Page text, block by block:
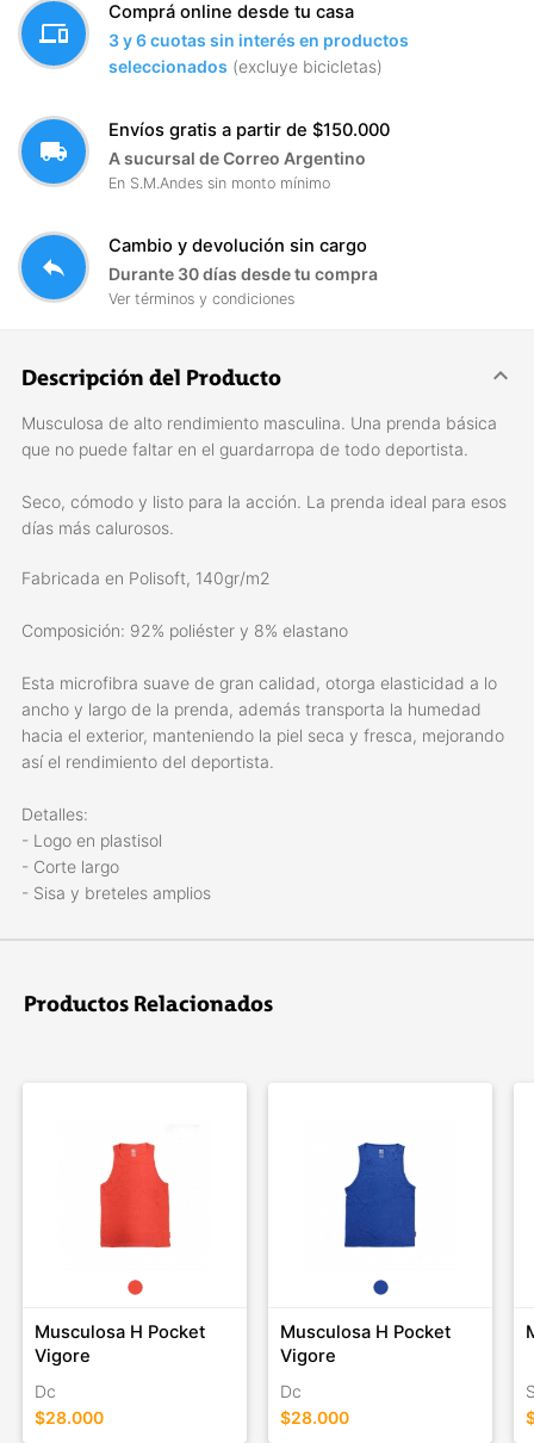
devices
Comprá online desde tu casa
3 y 6 cuotas sin interés en productos
seleccionados (excluye bicicletas)
local_shipping
Envíos gratis a partir de $150.000
A sucursal de Correo Argentino
En S.M.Andes sin monto mínimo
reply
Cambio y devolución sin cargo
Durante 30 días desde tu compra
Ver términos y condiciones
Descripción del Producto
Musculosa de alto rendimiento masculina. Una prenda básica
que no puede faltar en el guardarropa de todo deportista.
Seco, cómodo y listo para la acción. La prenda ideal para esos
días más calurosos.
Fabricada en Polisoft, 140gr/m2
Composición: 92% poliéster y 8% elastano
Esta microfibra suave de gran calidad, otorga elasticidad a lo
ancho y largo de la prenda, además transporta la humedad
hacia el exterior, manteniendo la piel seca y fresca, mejorando
así­ el rendimiento del deportista.
Detalles:
- Logo en plastisol
- Corte largo
- Sisa y breteles amplios
Productos Relacionados
Musculosa H Pocket
Vigore
Dc
$28.000
Musculosa H Pocket
Vigore
Dc
$28.000